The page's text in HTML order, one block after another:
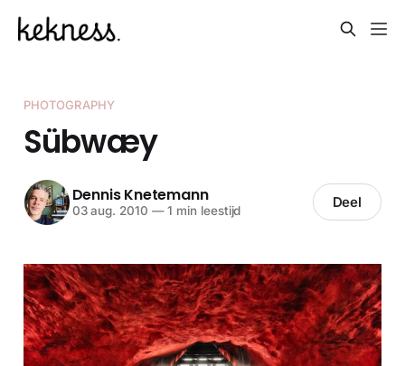
PHOTOGRAPHY
Sübwæy
Dennis Knetemann
03 aug. 2010 —1 min leestijd Deel